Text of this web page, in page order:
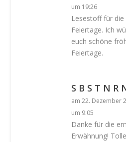
um 19:26
Lesestoff für die
Feiertage. Ich
euch schöne
Feiertage.
S B S T N R
am 22. Dezember
um 9:05
Danke für die
Erwähnung! Tolle